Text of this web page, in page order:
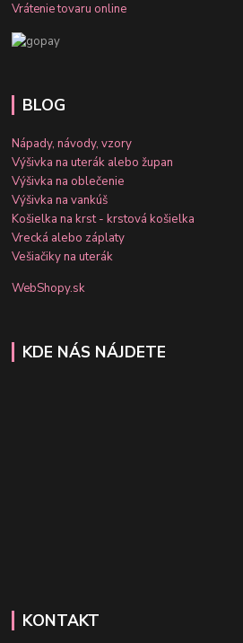
Vrátenie tovaru online
BLOG
Nápady, návody, vzory
Výšivka na uterák alebo župan
Výšivka na oblečenie
Výšivka na vankúš
Košielka na krst - krstová košielka
Vrecká alebo záplaty
Vešiačiky na uterák
WebShopy.sk
KDE NÁS NÁJDETE
KONTAKT